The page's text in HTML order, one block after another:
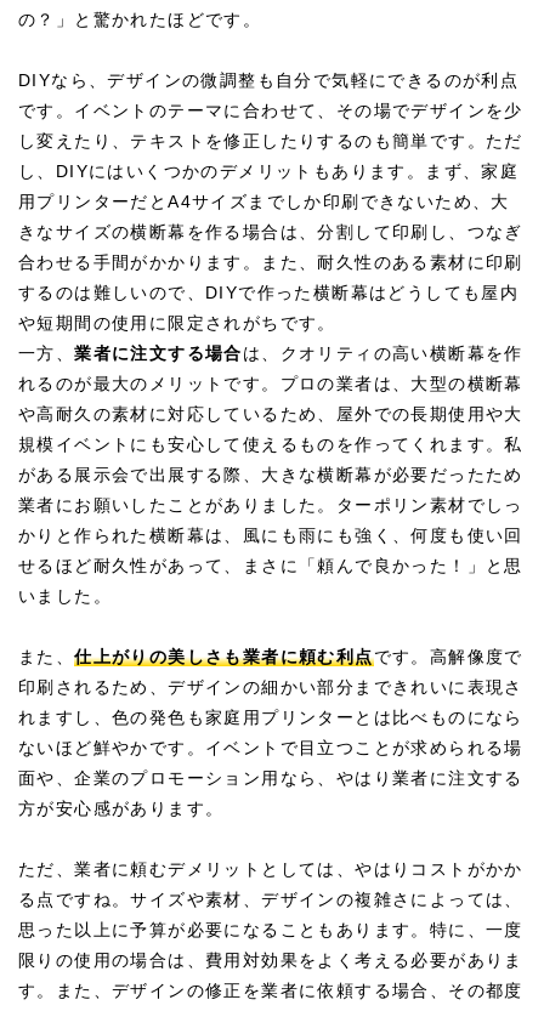
の？」と驚かれたほどです。
DIYなら、デザインの微調整も自分で気軽にできるのが利点
です。イベントのテーマに合わせて、その場でデザインを少
し変えたり、テキストを修正したりするのも簡単です。ただ
し、DIYにはいくつかのデメリットもあります。まず、家庭
用プリンターだとA4サイズまでしか印刷できないため、大
きなサイズの横断幕を作る場合は、分割して印刷し、つなぎ
合わせる手間がかかります。また、耐久性のある素材に印刷
するのは難しいので、DIYで作った横断幕はどうしても屋内
や短期間の使用に限定されがちです。
一方、業者に注文する場合は、クオリティの高い横断幕を作
れるのが最大のメリットです。プロの業者は、大型の横断幕
や高耐久の素材に対応しているため、屋外での長期使用や大
規模イベントにも安心して使えるものを作ってくれます。私
がある展示会で出展する際、大きな横断幕が必要だったため
業者にお願いしたことがありました。ターポリン素材でしっ
かりと作られた横断幕は、風にも雨にも強く、何度も使い回
せるほど耐久性があって、まさに「頼んで良かった！」と思
いました。
また、仕上がりの美しさも業者に頼む利点です。高解像度で
印刷されるため、デザインの細かい部分まできれいに表現さ
れますし、色の発色も家庭用プリンターとは比べものになら
ないほど鮮やかです。イベントで目立つことが求められる場
面や、企業のプロモーション用なら、やはり業者に注文する
方が安心感があります。
ただ、業者に頼むデメリットとしては、やはりコストがかか
る点ですね。サイズや素材、デザインの複雑さによっては、
思った以上に予算が必要になることもあります。特に、一度
限りの使用の場合は、費用対効果をよく考える必要がありま
す。また、デザインの修正を業者に依頼する場合、その都度